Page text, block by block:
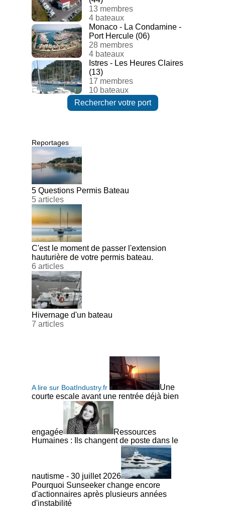
13 membres
4 bateaux
Monaco - La Condamine -
Port Hercule (06)
28 membres
4 bateaux
Istres - Les Heures Claires
(13)
17 membres
10 bateaux
Rechercher votre port
Reportages
5 Questions Permis Bateau
5 articles
C'est le moment de passer l'extension
hauturière de votre permis bateau.
6 articles
Hivernage d'un bateau
7 articles
A lire sur BoatIndustry.fr
Une
courte escale avant une rentrée déjà bien
engagée
Ressources
Humaines : Ils changent de poste dans le
nautisme - 30 juillet 2026
Pourquoi Sunseeker change encore
d'actionnaires après plusieurs années
d'instabilité